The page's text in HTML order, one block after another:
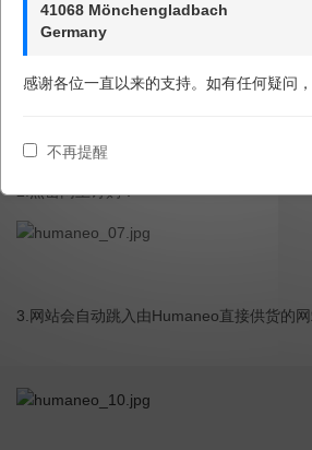
2.点击网上订购：
3. 网站会自动跳入由Humaneo直接供货的网
41068 Mönchengladbach
Germany
感谢各位一直以来的支持。如有任何疑问
不再提醒